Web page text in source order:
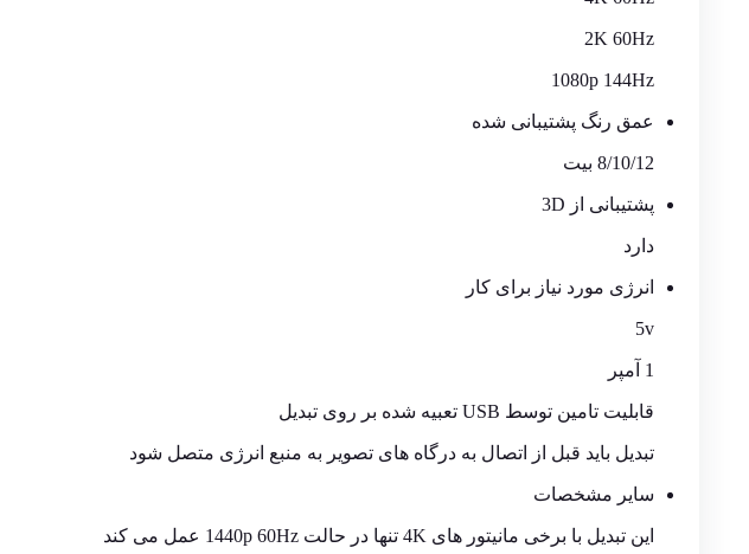
2K 60Hz
1080p 144Hz
عمق رنگ پشتیبانی شده
8/10/12 بیت
پشتیبانی از 3D
دارد
انرژی مورد نیاز برای کار
5v
1 آمپر
قابلیت تامین توسط USB تعبیه شده بر روی تبدیل
تبدیل باید قبل از اتصال به درگاه های تصویر به منبع انرژی متصل شود
سایر مشخصات
این تبدیل با برخی مانیتور های 4K تنها در حالت 1440p 60Hz عمل می کند